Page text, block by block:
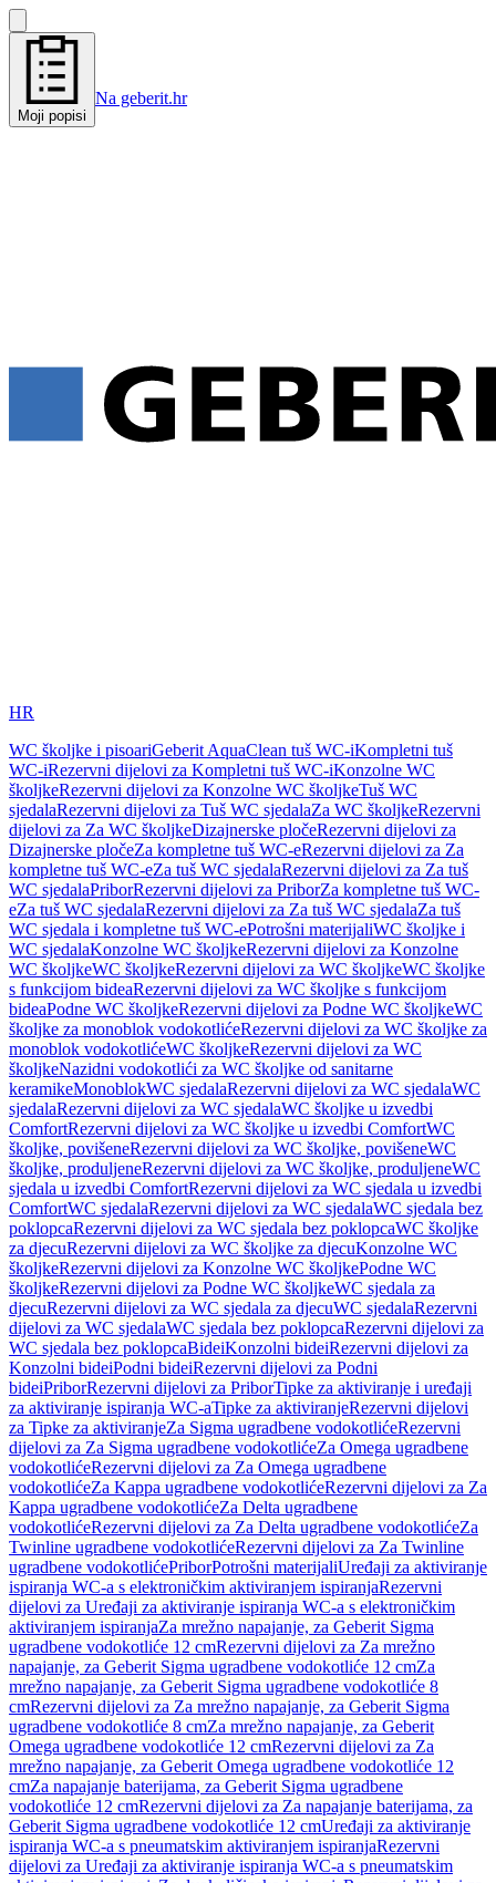
Moji popisi
Na geberit.hr
HR
WC školjke i pisoariGeberit AquaClean tuš WC-iKompletni tuš
WC-iRezervni dijelovi za Kompletni tuš WC-iKonzolne WC
školjkeRezervni dijelovi za Konzolne WC školjkeTuš WC
sjedalaRezervni dijelovi za Tuš WC sjedalaZa WC školjkeRezervni
dijelovi za Za WC školjkeDizajnerske pločeRezervni dijelovi za
Dizajnerske pločeZa kompletne tuš WC-eRezervni dijelovi za Za
kompletne tuš WC-eZa tuš WC sjedalaRezervni dijelovi za Za tuš
WC sjedalaPriborRezervni dijelovi za PriborZa kompletne tuš WC-
eZa tuš WC sjedalaRezervni dijelovi za Za tuš WC sjedalaZa tuš
WC sjedala i kompletne tuš WC-ePotrošni materijaliWC školjke i
WC sjedalaKonzolne WC školjkeRezervni dijelovi za Konzolne
WC školjkeWC školjkeRezervni dijelovi za WC školjkeWC školjke
s funkcijom bideaRezervni dijelovi za WC školjke s funkcijom
bideaPodne WC školjkeRezervni dijelovi za Podne WC školjkeWC
školjke za monoblok vodokotlićeRezervni dijelovi za WC školjke za
monoblok vodokotlićeWC školjkeRezervni dijelovi za WC
školjkeNazidni vodokotlići za WC školjke od sanitarne
keramikeMonoblokWC sjedalaRezervni dijelovi za WC sjedalaWC
sjedalaRezervni dijelovi za WC sjedalaWC školjke u izvedbi
ComfortRezervni dijelovi za WC školjke u izvedbi ComfortWC
školjke, povišeneRezervni dijelovi za WC školjke, povišeneWC
školjke, produljeneRezervni dijelovi za WC školjke, produljeneWC
sjedala u izvedbi ComfortRezervni dijelovi za WC sjedala u izvedbi
ComfortWC sjedalaRezervni dijelovi za WC sjedalaWC sjedala bez
poklopcaRezervni dijelovi za WC sjedala bez poklopcaWC školjke
za djecuRezervni dijelovi za WC školjke za djecuKonzolne WC
školjkeRezervni dijelovi za Konzolne WC školjkePodne WC
školjkeRezervni dijelovi za Podne WC školjkeWC sjedala za
djecuRezervni dijelovi za WC sjedala za djecuWC sjedalaRezervni
dijelovi za WC sjedalaWC sjedala bez poklopcaRezervni dijelovi za
WC sjedala bez poklopcaBideiKonzolni bideiRezervni dijelovi za
Konzolni bideiPodni bideiRezervni dijelovi za Podni
bideiPriborRezervni dijelovi za PriborTipke za aktiviranje i uređaji
za aktiviranje ispiranja WC-aTipke za aktiviranjeRezervni dijelovi
za Tipke za aktiviranjeZa Sigma ugradbene vodokotlićeRezervni
dijelovi za Za Sigma ugradbene vodokotlićeZa Omega ugradbene
vodokotlićeRezervni dijelovi za Za Omega ugradbene
vodokotlićeZa Kappa ugradbene vodokotlićeRezervni dijelovi za Za
Kappa ugradbene vodokotlićeZa Delta ugradbene
vodokotlićeRezervni dijelovi za Za Delta ugradbene vodokotlićeZa
Twinline ugradbene vodokotlićeRezervni dijelovi za Za Twinline
ugradbene vodokotlićePriborPotrošni materijaliUređaji za aktiviranje
ispiranja WC-a s elektroničkim aktiviranjem ispiranjaRezervni
dijelovi za Uređaji za aktiviranje ispiranja WC-a s elektroničkim
aktiviranjem ispiranjaZa mrežno napajanje, za Geberit Sigma
ugradbene vodokotliće 12 cmRezervni dijelovi za Za mrežno
napajanje, za Geberit Sigma ugradbene vodokotliće 12 cmZa
mrežno napajanje, za Geberit Sigma ugradbene vodokotliće 8
cmRezervni dijelovi za Za mrežno napajanje, za Geberit Sigma
ugradbene vodokotliće 8 cmZa mrežno napajanje, za Geberit
Omega ugradbene vodokotliće 12 cmRezervni dijelovi za Za
mrežno napajanje, za Geberit Omega ugradbene vodokotliće 12
cmZa napajanje baterijama, za Geberit Sigma ugradbene
vodokotliće 12 cmRezervni dijelovi za Za napajanje baterijama, za
Geberit Sigma ugradbene vodokotliće 12 cmUređaji za aktiviranje
ispiranja WC-a s pneumatskim aktiviranjem ispiranjaRezervni
dijelovi za Uređaji za aktiviranje ispiranja WC-a s pneumatskim